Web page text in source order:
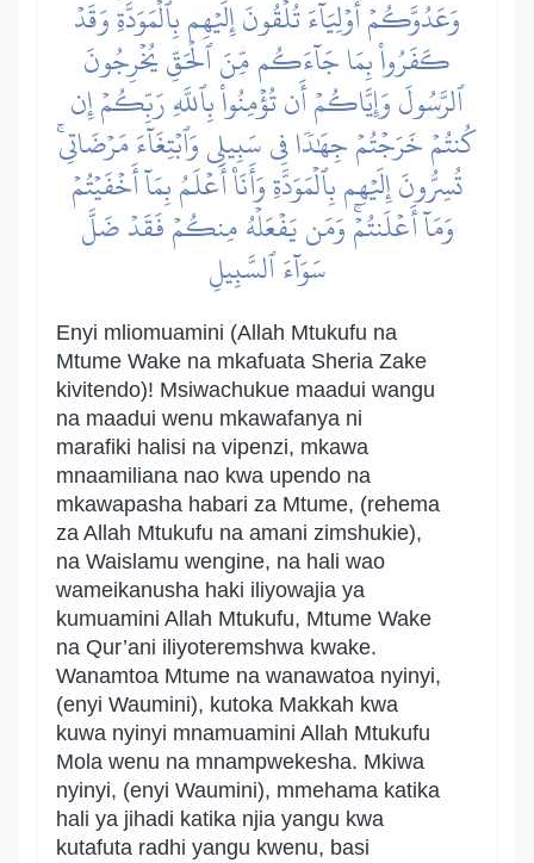
وَعَدُوَّكُمۡ أَوۡلِيَآءَ تُلۡقُونَ إِلَيۡهِم بِٱلۡمَوَدَّةِ وَقَدۡ
كَفَرُواْ بِمَا جَآءَكُم مِّنَ ٱلۡحَقِّ يُخۡرِجُونَ
ٱلرَّسُولَ وَإِيَّاكُمۡ أَن تُؤۡمِنُواْ بِٱللَّهِ رَبِّكُمۡ إِن
كُنتُمۡ خَرَجۡتُمۡ جِهَٰدٗا فِي سَبِيلِي وَٱبۡتِغَآءَ مَرۡضَاتِيۚ
تُسِرُّونَ إِلَيۡهِم بِٱلۡمَوَدَّةِ وَأَنَا۠ أَعۡلَمُ بِمَآ أَخۡفَيۡتُمۡ
وَمَآ أَعۡلَنتُمۡۚ وَمَن يَفۡعَلۡهُ مِنكُمۡ فَقَدۡ ضَلَّ
سَوَآءَ ٱلسَّبِيلِ
Enyi mliomuamini (Allah Mtukufu na
Mtume Wake na mkafuata Sheria Zake
kivitendo)! Msiwachukue maadui wangu
na maadui wenu mkawafanya ni
marafiki halisi na vipenzi, mkawa
mnaamiliana nao kwa upendo na
mkawapasha habari za Mtume, (rehema
za Allah Mtukufu na amani zimshukie),
na Waislamu wengine, na hali wao
wameikanusha haki iliyowajia ya
kumuamini Allah Mtukufu, Mtume Wake
na Qur’ani iliyoteremshwa kwake.
Wanamtoa Mtume na wanawatoa nyinyi,
(enyi Waumini), kutoka Makkah kwa
kuwa nyinyi mnamuamini Allah Mtukufu
Mola wenu na mnampwekesha. Mkiwa
nyinyi, (enyi Waumini), mmehama katika
hali ya jihadi katika njia yangu kwa
kutafuta radhi yangu kwenu, basi